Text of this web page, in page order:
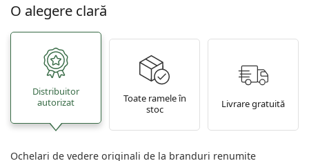
O alegere clară
Distribuitor
autorizat
Toate ramele în
stoc
Livrare gratuită
Ochelari de vedere originali de la branduri renumite